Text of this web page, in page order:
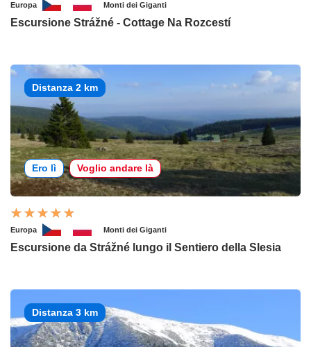
Europa Monti dei Giganti
Escursione Strážné - Cottage Na Rozcestí
Distanza 2 km
Ero lì Voglio andare là
Europa Monti dei Giganti
Escursione da Strážné lungo il Sentiero della Slesia
Distanza 3 km